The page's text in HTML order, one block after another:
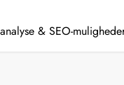
& SEO-